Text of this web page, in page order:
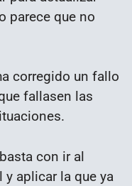
parece que no
corregido un fallo
fallasen las
con ir al
y aplicar la que ya